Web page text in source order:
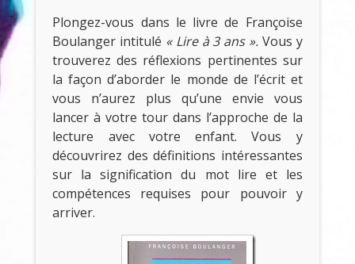
Plongez-vous dans le livre de Françoise
Boulanger intitulé « Lire à 3 ans ». Vous y
trouverez des réflexions pertinentes sur
la façon d’aborder le monde de l’écrit et
vous n’aurez plus qu’une envie vous
lancer à votre tour dans l’approche de la
lecture avec votre enfant. Vous y
découvrirez des définitions intéressantes
sur la signification du mot lire et les
compétences requises pour pouvoir y
arriver.